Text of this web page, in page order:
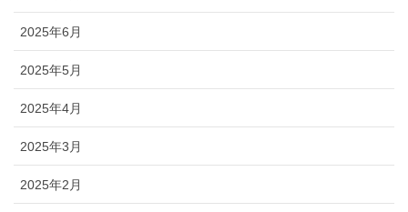
2025年6月
2025年5月
2025年4月
2025年3月
2025年2月